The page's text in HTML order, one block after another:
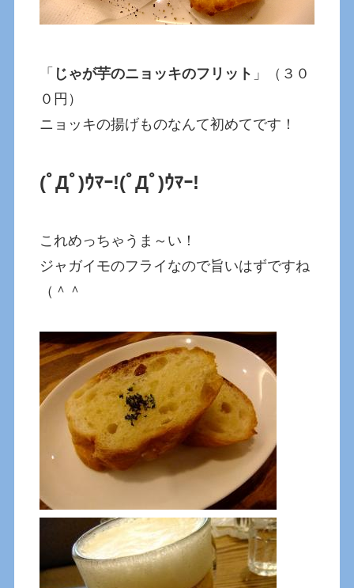
「 じゃが芋のニョッキのフリット 」（３０
０円）
ニョッキの揚げものなんて初めてです！
(ﾟДﾟ)ｳﾏｰ!(ﾟДﾟ)ｳﾏｰ!
これめっちゃうま～い！
ジャガイモのフライなので旨いはずですね
（＾＾